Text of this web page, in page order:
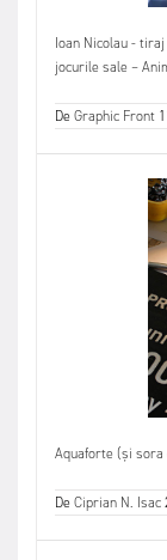
Ioan Nicolau -
jocurile sale –
DeGraphic Front
Aquaforte (și sora
DeCiprian N. Isac